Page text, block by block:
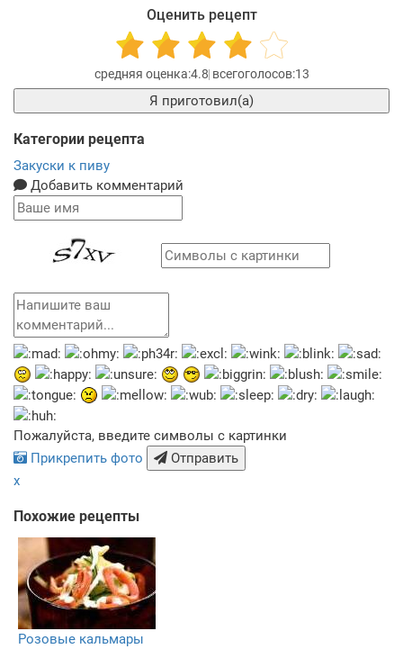
Оценить рецепт
4.8 13
Я приготовил(а)
Категории рецепта
Закуски к пиву
Добавить комментарий
Пожалуйста, введите символы с картинки
Прикрепить фото
Отправить
x
Похожие рецепты
Розовые кальмары